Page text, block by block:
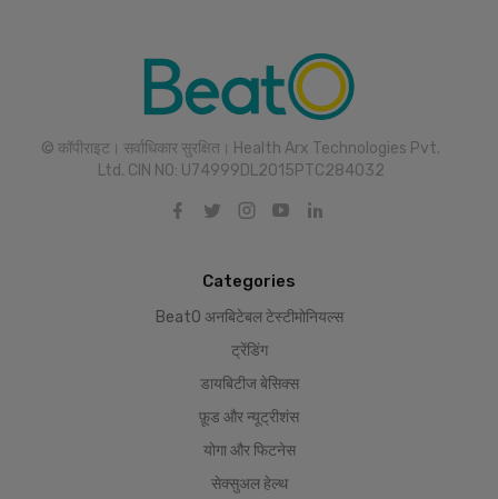
© कॉपीराइट। सर्वाधिकार सुरक्षित। Health Arx Technologies Pvt.
Ltd. CIN NO: U74999DL2015PTC284032
Categories
BeatO अनबिटेबल टेस्टीमोनियल्स
ट्रेंडिंग
डायबिटीज बेसिक्स
फ़ूड और न्यूट्रीशंस
योगा और फिटनेस
सेक्सुअल हेल्थ